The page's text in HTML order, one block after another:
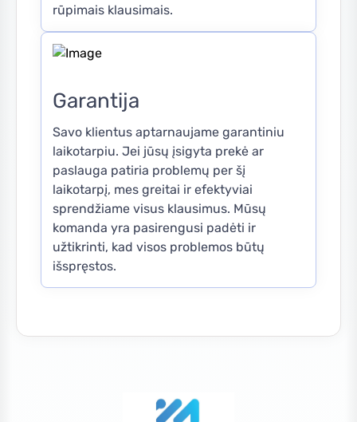
rūpimais klausimais.
Garantija
Savo klientus aptarnaujame garantiniu
laikotarpiu. Jei jūsų įsigyta prekė ar
paslauga patiria problemų per šį
laikotarpį, mes greitai ir efektyviai
sprendžiame visus klausimus. Mūsų
komanda yra pasirengusi padėti ir
užtikrinti, kad visos problemos būtų
išspręstos.